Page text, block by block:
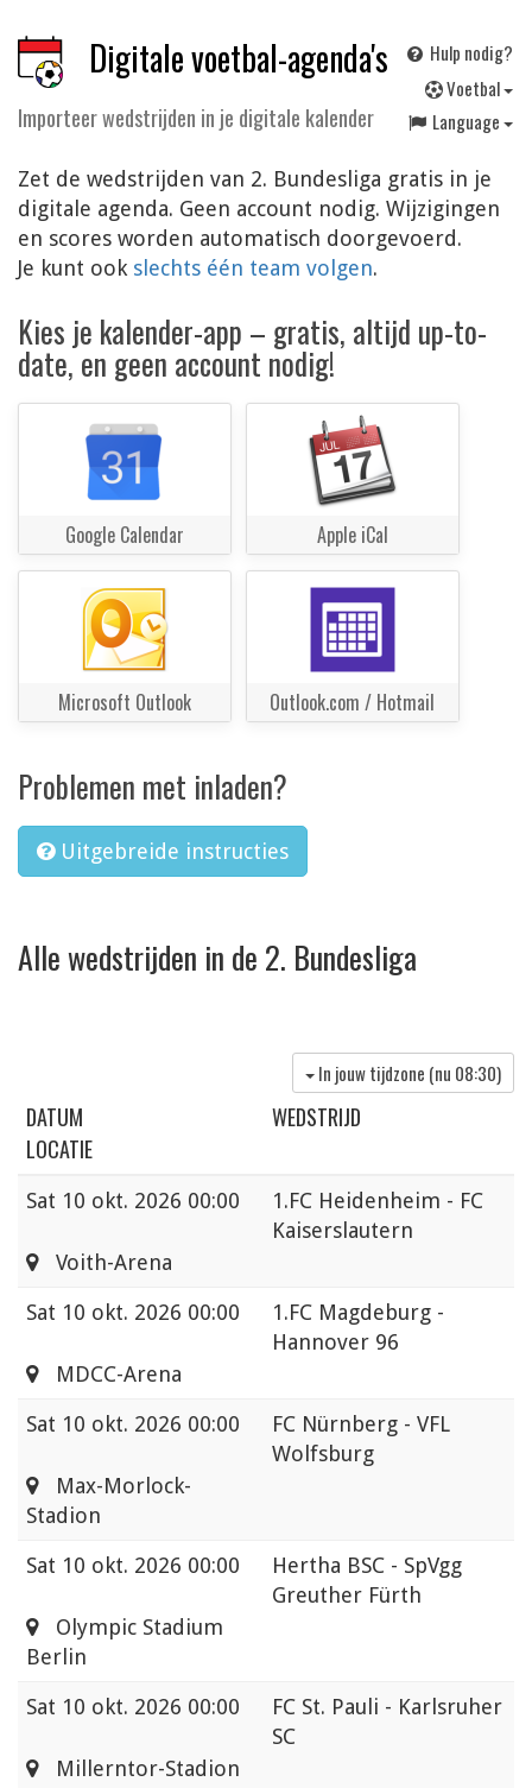
Digitale voetbal-agenda's
Importeer wedstrijden in je digitale kalender
Hulp nodig?
Voetbal
Language
Zet de wedstrijden van 2. Bundesliga gratis in je
digitale agenda. Geen account nodig. Wijzigingen
en scores worden automatisch doorgevoerd.
Je kunt ook slechts één team volgen.
Kies je kalender-app – gratis, altijd up-to-
date, en geen account nodig!
Google Calendar Apple iCal
Microsoft Outlook Outlook.com / Hotmail
Problemen met inladen?
Uitgebreide instructies
Alle wedstrijden in de 2. Bundesliga
In jouw tijdzone (nu 08:30)
DATUM
WEDSTRIJD
LOCATIE
Sat 10 okt. 2026 00:00
1.FC Heidenheim - FC
Kaiserslautern
Voith-Arena
Sat 10 okt. 2026 00:00
1.FC Magdeburg -
Hannover 96
MDCC-Arena
Sat 10 okt. 2026 00:00
FC Nürnberg - VFL
Wolfsburg
Max-Morlock-
Stadion
Sat 10 okt. 2026 00:00
Hertha BSC - SpVgg
Greuther Fürth
Olympic Stadium
Berlin
Sat 10 okt. 2026 00:00
FC St. Pauli - Karlsruher
SC
Millerntor-Stadion